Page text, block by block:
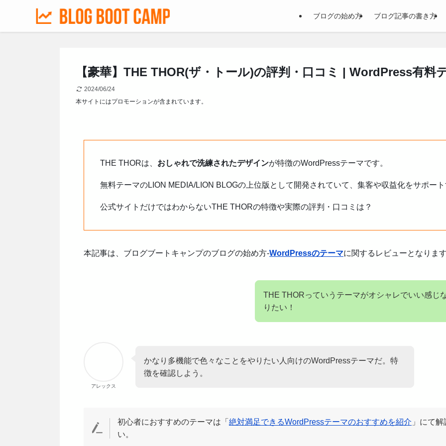
ブログの始め方 ブログ記事の書き方
【豪華】THE THOR(ザ・トール)の評判・口コミ | WordPress有料
2024/06/24
本サイトにはプロモーションが含まれています。
THE THORは、 おしゃれで洗練されたデザインが特徴のWordPressテーマです。
無料テーマのLION MEDIA/LION BLOGの上位版として開発されていて、集客や収益化をサポー
公式サイトだけではわからないTHE THORの特徴や実際の評判・口コミは？
本記事は、ブログブートキャンプのブログの始め方-WordPressのテーマに関するレビューとなりま
THE THORっていうテーマがオシャレでいい感じ
りたい！
アレックス
かなり多機能で色々なことをやりたい人向けのWordPressテーマだ。特
徴を確認しよう。
初心者におすすめのテーマは「 絶対満足できるWordPressテーマのおすすめを紹介 」にて
い。